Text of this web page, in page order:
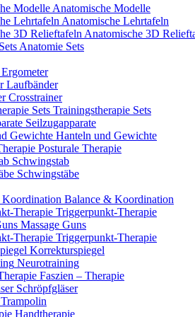
Anatomische Modelle
Anatomische Lehrtafeln
Anatomische 3D
Anatomie Sets
Ergometer
Laufbänder
Crosstrainer
Trainingstherapie Sets
Seilzugapparate
Hanteln und Gewichte
Posturale Therapie
Schwingstab
Schwingstäbe
Balance & Koordination
Triggerpunkt-Therapie
Massage Guns
Triggerpunkt-Therapie
Korrekturspiegel
Neurotraining
Faszien – Therapie
Schröpfgläser
Trampolin
Handtherapie